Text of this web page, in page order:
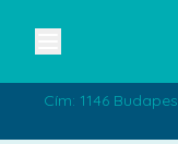
Cím: 1146